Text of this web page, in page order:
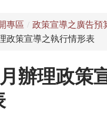
專區 / 政策宣導之廣告預
政策宣導之執行情形表
辦理政策